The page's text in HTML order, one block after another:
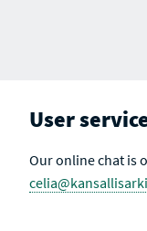
User
Our online chat is